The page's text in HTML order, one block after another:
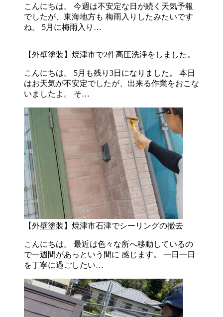
こんにちは。 今週は不安定な日が続く天気予報
でしたが、東海地方も 梅雨入りしたみたいです
ね。 5月に梅雨入り…
【外壁塗装】焼津市で2件高圧洗浄をしました。
こんにちは。 5月も残り3日になりました。 本日
はお天気が不安定でしたが、出来る作業をおこな
いましたよ。 そ…
【外壁塗装】焼津市石津でシーリングの撤去
こんにちは。 最近は色々な所へ移動しているの
で一週間があっという間に 感じます。 一日一日
を丁寧に過ごしたい…